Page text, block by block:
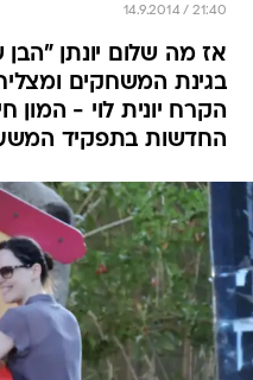
14.9.2014 / 21:40
אז מה שלום יונתן
בגינת המשחקים
הקרח יונית לוי - המון
החדשות בתפקיד